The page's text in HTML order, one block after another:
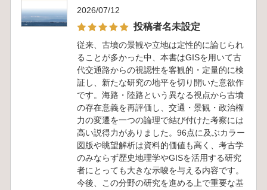
2026/07/12
投稿者名未設定
従来、古墳の景観や立地は定性的に論じられ
ることが多かった中、本書はGISを用いて古
代交通路からの視認性を客観的・定量的に検
証し、新たな研究の地平を切り開いた意欲作
です。海路・陸路という異なる視点から古墳
の存在意義を再評価し、交通・景観・政治権
力の変遷を一つの論理で結び付けた考察には
高い説得力がありました。96点に及ぶカラー
図版や眺望解析は資料的価値も高く、考古学
のみならず歴史地理学やGISを活用する研究
者にとっても大きな示唆を与える内容です。
今後、この分野の研究を進める上で重要な基